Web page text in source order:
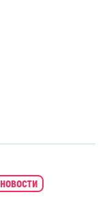
новости